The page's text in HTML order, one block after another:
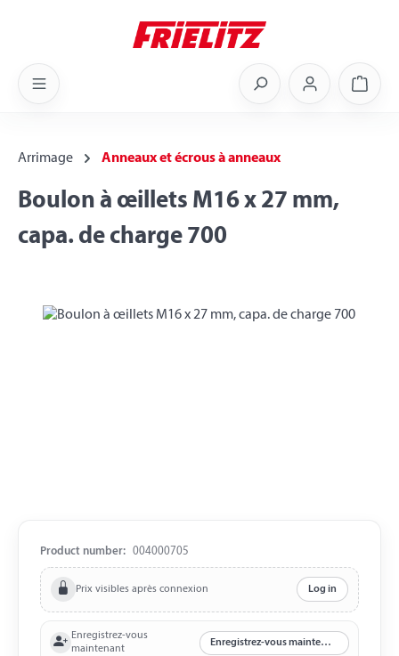
Arrimage Anneaux et écrous à anneaux
Boulon à œillets M16 x 27 mm,
capa. de charge 700
Skip image gallery
Product number: 004000705
Prix visibles après connexion Log in
Enregistrez-vous
maintenant
Enregistrez-vous maintenant